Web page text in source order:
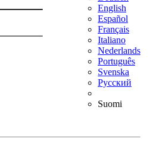
English
Español
Français
Italiano
Nederlands
Português
Svenska
Русский
Suomi